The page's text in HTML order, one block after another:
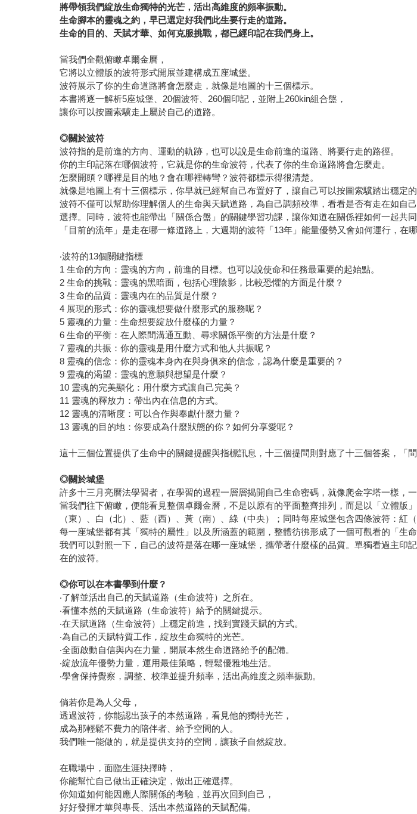
將帶領我們綻放生命獨特的光芒，活出高維度的頻率振動。
生命腳本的靈魂之約，早已選定好我們此生要行走的道路。
生命的目的、天賦才華、如何克服挑戰，都已經印記在我們身上。
當我們全觀俯瞰卓爾金曆，
它將以立體版的波符形式開展並建構成五座城堡。
波符展示了你的生命道路將會怎麼走，就像是地圖的十三個標示。
本書將逐一解析5座城堡、20個波符、260個印記，並附上260kin組合盤，
讓你可以按圖索驥走上屬於自己的道路。
◎關於波符
波符指的是前進的方向、運動的軌跡，也可以說是生命前進的道路、將要行走的路徑。
你的主印記落在哪個波符，它就是你的生命波符，代表了你的生命道路將會怎麼走。
怎麼開頭？哪裡是目的地？會在哪裡轉彎？波符都標示得很清楚。
就像是地圖上有十三個標示，你早就已經幫自己布置好了，讓自己可以按圖索驥踏出穩定的
波符不僅可以幫助你理解個人的生命與天賦道路，為自己調頻校準，看看是否有走在如
選擇。同時，波符也能帶出「關係合盤」的關鍵學習功課，讓你知道在關係裡如何一起共
「目前的流年」是走在哪一條道路上，大週期的波符「13年」能量優勢又會如何運行，在
‧波符的13個關鍵指標
1 生命的方向：靈魂的方向，前進的目標。也可以說使命和任務最重要的起始點。
2 生命的挑戰：靈魂的黑暗面，包括心理陰影，比較恐懼的方面是什麼？
3 生命的品質：靈魂內在的品質是什麼？
4 展現的形式：你的靈魂想要做什麼形式的服務呢？
5 靈魂的力量：生命想要綻放什麼樣的力量？
6 生命的平衡：在人際間溝通互動、尋求關係平衡的方法是什麼？
7 靈魂的共振：你的靈魂是用什麼方式和他人共振呢？
8 靈魂的信念：你的靈魂本身內在與身俱來的信念，認為什麼是重要的？
9 靈魂的渴望：靈魂的意願與想望是什麼？
10 靈魂的完美顯化：用什麼方式讓自己完美？
11 靈魂的釋放力：帶出內在信息的方式。
12 靈魂的清晰度：可以合作與奉獻什麼力量？
13 靈魂的目的地：你要成為什麼狀態的你？如何分享愛呢？
這十三個位置提供了生命中的關鍵提醒與指標訊息，十三個提問則對應了十三個答案，「
◎關於城堡
許多十三月亮曆法學習者，在學習的過程一層層揭開自己生命密碼，就像爬金字塔一樣，
當我們往下俯瞰，便能看見整個卓爾金曆，不是以原有的平面整齊排列，而是以「立體
（東）、白（北）、藍（西）、黃（南）、綠（中央）；同時每座城堡包含四條波符：紅
每一座城堡都有其「獨特的屬性」以及所涵蓋的範圍，整體彷彿形成了一個可觀看的「生
我們可以對照一下，自己的波符是落在哪一座城堡，攜帶著什麼樣的品質。單獨看過主
在的波符。
◎你可以在本書學到什麼？
‧了解並活出自己的天賦道路（生命波符）之所在。
‧看懂本然的天賦道路（生命波符）給予的關鍵提示。
‧在天賦道路（生命波符）上穩定前進，找到實踐天賦的方式。
‧為自己的天賦特質工作，綻放生命獨特的光芒。
‧全面啟動自信與內在力量，開展本然生命道路給予的配備。
‧綻放流年優勢力量，運用最佳策略，輕鬆優雅地生活。
‧學會保持覺察，調整、校準並提升頻率，活出高維度之頻率振動。
倘若你是為人父母，
透過波符，你能認出孩子的本然道路，看見他的獨特光芒，
成為那輕鬆不費力的陪伴者、給予空間的人。
我們唯一能做的，就是提供支持的空間，讓孩子自然綻放。
在職場中，面臨生涯抉擇時，
你能幫忙自己做出正確決定，做出正確選擇。
你知道如何能因應人際關係的考驗，並再次回到自己，
好好發揮才華與專長、活出本然道路的天賦配備。